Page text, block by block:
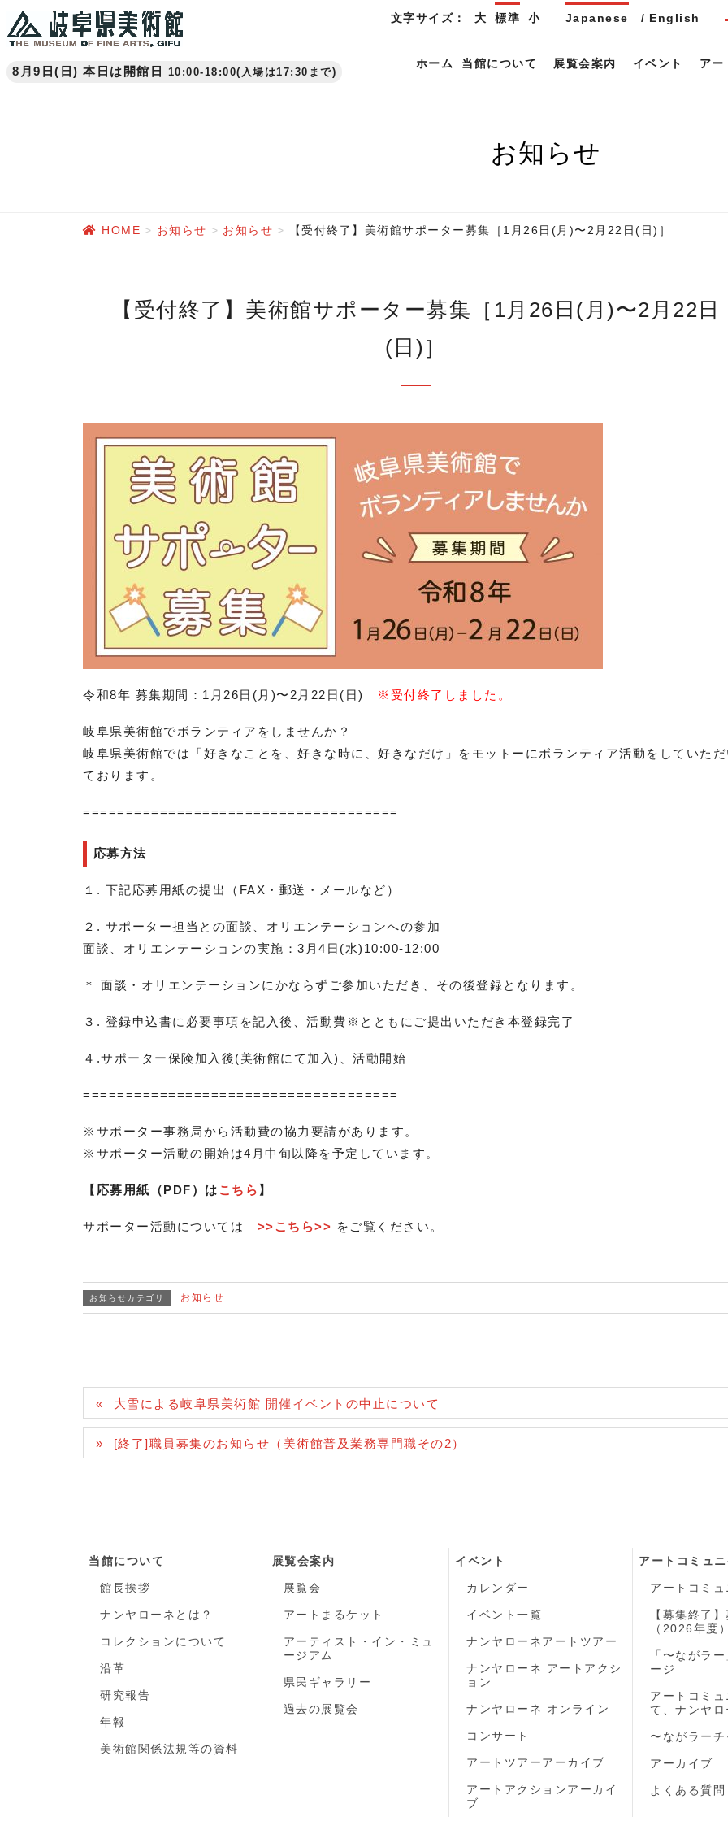
文字サイズ： 大 標準 小 Japanese English
8月9日(日) 本日は開館日 10:00-18:00(入場は17:30まで)
ホーム 当館について 展覧会案内 イベント アー
お知らせ
HOME お知らせ お知らせ 【受付終了】美術館サポーター募集［1月26日(月)〜2月22日(日)］
【受付終了】美術館サポーター募集［1月26日(月)〜2月22日
(日)］
令和8年 募集期間：1 月26日(月)〜2月22日(日) ※受付終了しました。
岐阜県美術館でボランティアをしませんか？
岐阜県美術館では「好きなことを、好きな時に、好きなだけ」をモットーにボランティア活動をしていた
ております。
=====================================
応募方法
１. 下記応募用紙の提出（FAX・郵送・メールなど）
２. サポーター担当との面談、オリエンテーションへの参加
面談、オリエンテーションの実施：3月4日(水)10:00-12:00
＊ 面談・オリエンテーションにかならずご参加いただき、その後登録となります。
３. 登録申込書に必要事項を記入後、活動費 ※ とともにご提出いただき本登録完了
４.サポーター保険加入後(美術館にて加入)、活動開始
=====================================
※サポーター事務局から活動費の協力要請があります。
※サポーター活動の開始は4月中旬以降を予定しています。
【応募用紙（PDF）はこちら 】
サポーター活動については >>こちら>> をご覧ください。
お知らせカテゴリ お知らせ
大雪による岐阜県美術館 開催イベントの中止について
[終了]職員募集のお知らせ（美術館普及業務専門職その2）
当館について
館長挨拶
ナンヤローネとは？
コレクションについて
沿革
研究報告
年報
美術館関係法規等の資料
展覧会案内
展覧会
アートまるケット
アーティスト・イン・ミュ
ージアム
県民ギャラリー
過去の展覧会
イベント
カレンダー
イベント一覧
ナンヤローネアートツアー
ナンヤローネ アートアクシ
ョン
ナンヤローネ オンライン
コンサート
アートツアーアーカイブ
アートアクションアーカイ
ブ
アートコミュ
アートコミ
【募集終了
（2026年度
「〜ながラ
ージ
アートコミ
て、ナンヤ
〜ながラー
アーカイブ
よくある質問